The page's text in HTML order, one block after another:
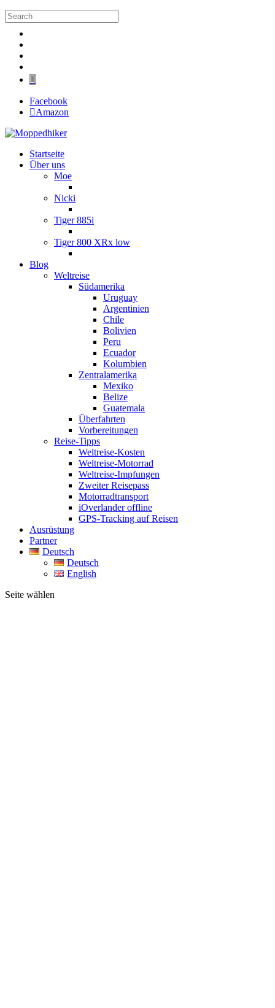
Facebook
Amazon
Startseite
Über uns
Moe
Nicki
Tiger 885i
Tiger 800 XRx low
Blog
Weltreise
Südamerika
Uruguay
Argentinien
Chile
Bolivien
Peru
Ecuador
Kolumbien
Zentralamerika
Mexiko
Belize
Guatemala
Überfahrten
Vorbereitungen
Reise-Tipps
Weltreise-Kosten
Weltreise-Motorrad
Weltreise-Impfungen
Zweiter Reisepass
Motorradtransport
iOverlander offline
GPS-Tracking auf Reisen
Ausrüstung
Partner
Deutsch
Deutsch
English
Seite wählen